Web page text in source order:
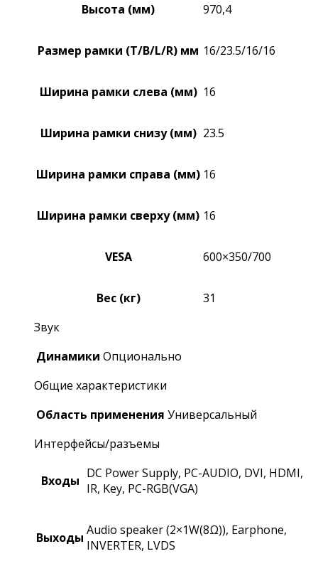
Высота (мм) 970,4
Размер рамки (T/B/L/R) мм 16/23.5/16/16
Ширина рамки слева (мм) 16
Ширина рамки снизу (мм) 23.5
Ширина рамки справа (мм) 16
Ширина рамки сверху (мм) 16
VESA 600×350/700
Вес (кг)
31
Звук
Динамики Опционально
Общие характеристики
Область применения Универсальный
Интерфейсы/разъемы
Входы DC Power Supply, PC-AUDIO, DVI, HDMI,
IR, Key, PC-RGB(VGA)
Выходы Audio speaker (2×1W(8Ω)), Earphone,
INVERTER, LVDS